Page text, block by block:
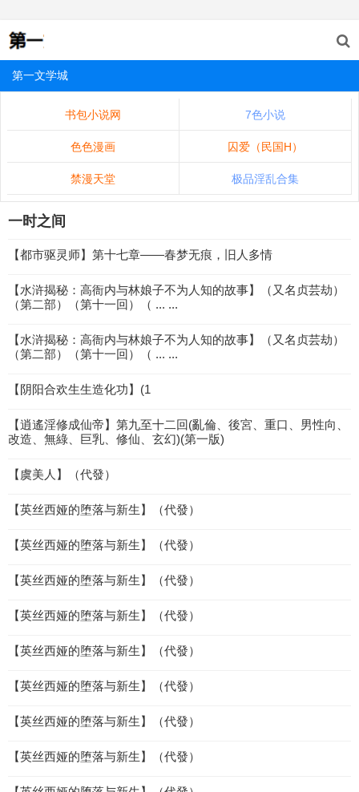
第一文学城
书包小说网 7色小说
色色漫画 囚爱（民国H）
禁漫天堂 极品淫乱合集
一时之间
【都市驱灵师】第十七章——春梦无痕，旧人多情
【水浒揭秘：高衙内与林娘子不为人知的故事】（又名贞芸劫）
（第二部）（第十一回）（ ... ...
【水浒揭秘：高衙内与林娘子不为人知的故事】（又名贞芸劫）
（第二部）（第十一回）（ ... ...
【阴阳合欢生生造化功】(1
【逍遙淫修成仙帝】第九至十二回(亂倫、後宮、重口、男性向、
改造、無綠、巨乳、修仙、玄幻)(第一版)
【虞美人】（代發）
【英丝西娅的堕落与新生】（代發）
【英丝西娅的堕落与新生】（代發）
【英丝西娅的堕落与新生】（代發）
【英丝西娅的堕落与新生】（代發）
【英丝西娅的堕落与新生】（代發）
【英丝西娅的堕落与新生】（代發）
【英丝西娅的堕落与新生】（代發）
【英丝西娅的堕落与新生】（代發）